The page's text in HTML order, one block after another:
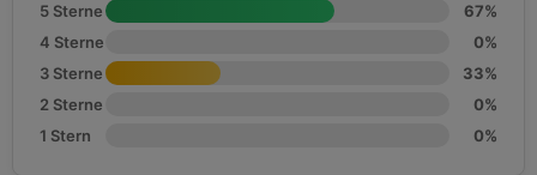
5 Sterne
67%
4 Sterne
0%
3 Sterne
33%
2 Sterne
0%
1 Stern
0%